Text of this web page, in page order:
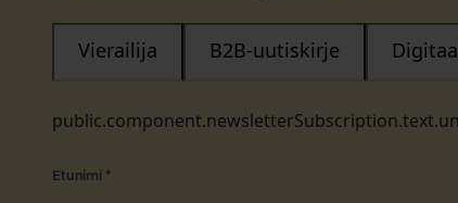
Vierailija B2B-uutiskirje
Etunimi *